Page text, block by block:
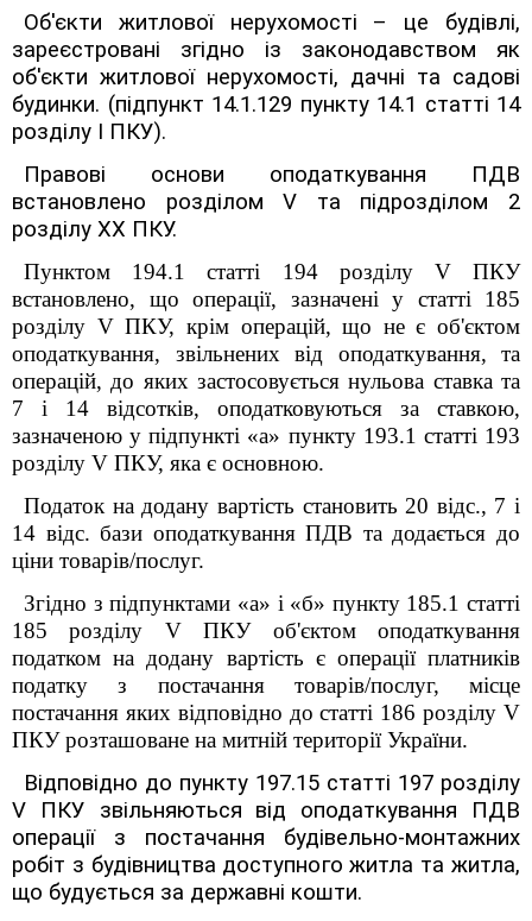
Об'єкти житлової нерухомості – це будівлі,
зареєстровані згідно із законодавством як
об'єкти житлової нерухомості, дачні та садові
будинки. (підпункт 14.1.129 пункту 14.1 статті 14
розділу І ПКУ).
Правові основи оподаткування ПДВ
встановлено розділом V та підрозділом 2
розділу XX ПКУ.
Пунктом 194.1 статті 194 розділу VПКУ
встановлено, що операції, зазначені у статті 185
розділу V ПКУ, крім операцій, що не є об'єктом
оподаткування, звільнених від оподаткування, та
операцій, до яких застосовується нульова ставка та
7 і 14 відсотків, оподатковуються за ставкою,
зазначеною у підпункті «а» пункту 193.1 статті 193
розділу V ПКУ, яка є основною.
Податок на додану вартість становить 20 відс., 7 і
14 відс. бази оподаткування ПДВ та додається до
ціни товарів/послуг.
Згідно з підпунктами «а» і «б» пункту 185.1 статті
185 розділу V ПКУ об'єктом оподаткування
податком на додану вартість є операції платників
податку з постачання товарів/послуг, місце
постачання яких відповідно до статті 186 розділу V
ПКУ розташоване на митній території України.
Відповідно до пункту 197.15 статті 197 розділу
V ПКУ звільняються від оподаткування ПДВ
операції з постачання будівельно-монтажних
робіт з будівництва доступного житла та житла,
що будується за державні кошти.